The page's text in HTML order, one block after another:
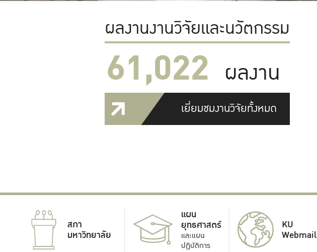
ผลงานงานวิจัยและนวัตกรรม
61,022 ผลงาน
เยี่ยมชมงานวิจัยทั้งหมด
สภา
มหาวิทยาลัย
แผน
ยุทธศาสตร์
และแผน
ปฏิบัติการ
KU
Webmail